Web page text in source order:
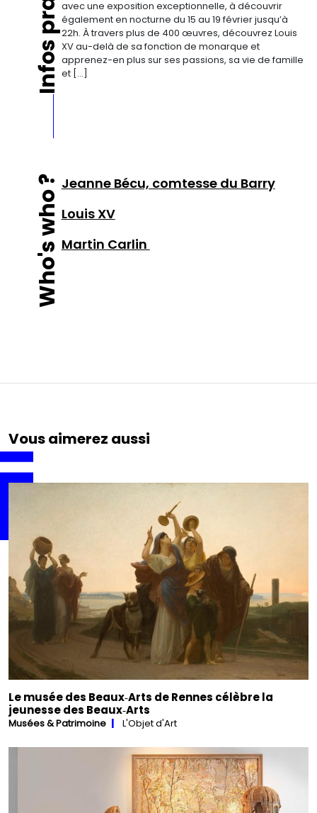
avec une exposition exceptionnelle, à découvrir
également en nocturne du 15 au 19 février jusqu’à
22h. À travers plus de 400 œuvres, découvrez Louis
XV au-delà de sa fonction de monarque et
apprenez-en plus sur ses passions, sa vie de famille
et […]
Who's who ?Jeanne Bécu, comtesse du Barry
Louis XV
Martin Carlin
Vous aimerez aussi
Le musée des Beaux‑Arts de Rennes célèbre la
jeunesse des Beaux‑Arts
Musées & Patrimoine L'Objet d'Art